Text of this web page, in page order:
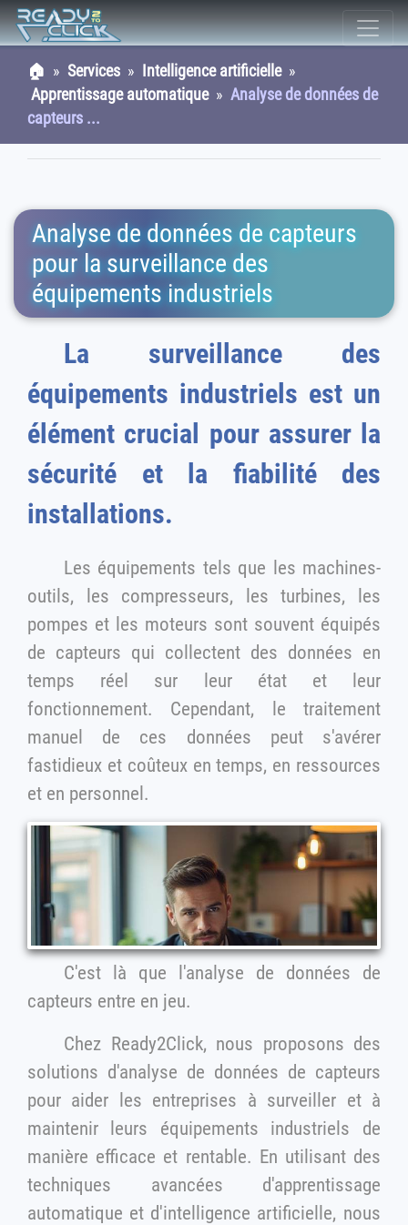
🏠 » Services » Intelligence artificielle»
Apprentissage automatique» Analyse de données de
capteurs ...
Analyse de données de capteurs
pour la surveillance des
équipements industriels
La surveillance des
équipements industriels est un
élément crucial pour assurer la
sécurité et la fiabilité des
installations.
Les équipements tels que les machines-
outils, les compresseurs, les turbines, les
pompes et les moteurs sont souvent équipés
de capteurs qui collectent des données en
temps réel sur leur état et leur
fonctionnement. Cependant, le traitement
manuel de ces données peut s'avérer
fastidieux et coûteux en temps, en ressources
et en personnel.
C'est là que l'analyse de données de
capteurs entre en jeu.
Chez Ready2Click, nous proposons des
solutions d'analyse de données de capteurs
pour aider les entreprises à surveiller et à
maintenir leurs équipements industriels de
manière efficace et rentable. En utilisant des
techniques avancées d'apprentissage
automatique et d'intelligence artificielle, nous